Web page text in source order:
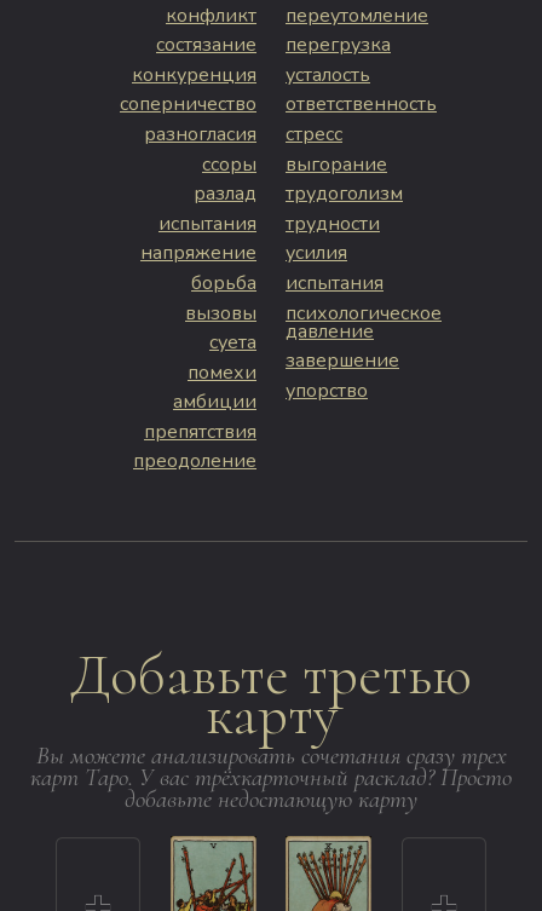
конфликт
состязание
конкуренция
соперничество
разногласия
ссоры
разлад
испытания
напряжение
борьба
вызовы
суета
помехи
амбиции
препятствия
преодоление
переутомление
перегрузка
усталость
ответственность
стресс
выгорание
трудоголизм
трудности
усилия
испытания
психологическое
давление
завершение
упорство
Добавьте третью
карту
Вы можете анализировать сочетания сразу трех
карт Таро. У вас трёхкарточный расклад? Просто
добавьте недостающую карту